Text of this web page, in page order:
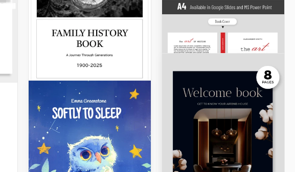
Libro de Familia
Utiliza nuestra plantilla
lista de Libro de Historia
Familiar.